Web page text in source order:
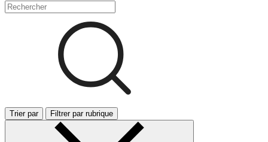
Trier par Filtrer par rubrique